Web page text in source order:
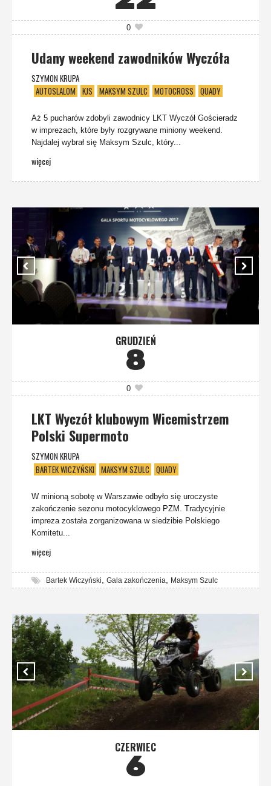
0
Udany weekend zawodników Wyczóła
SZYMON KRUPA
AUTOSLALOM KJS MAKSYM SZULC MOTOCROSS QUADY
Aż 5 pucharów zdobyli zawodnicy LKT Wyczół Gościeradz
w imprezach, które były rozgrywane miniony weekend.
Najdalej wybrał się Maksym Szulc, który...
więcej
GRUDZIEŃ
8
0
LKT Wyczół klubowym Wicemistrzem
Polski Supermoto
SZYMON KRUPA
BARTEK WICZYŃSKI MAKSYM SZULC QUADY
W minioną sobotę w Warszawie odbyło się uroczyste
zakończenie sezonu motocyklowego PZM. Tradycyjnie
impreza została zorganizowana w siedzibie Polskiego
Komitetu...
więcej
Bartek Wiczyński Gala zakończenia Maksym Szulc
CZERWIEC
6